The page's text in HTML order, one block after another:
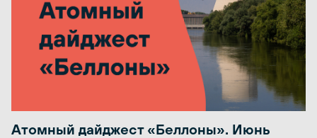
Атомный дайджест «Беллоны». Июнь